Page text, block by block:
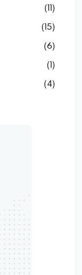
(11)
(15)
(6)
(1)
(4)